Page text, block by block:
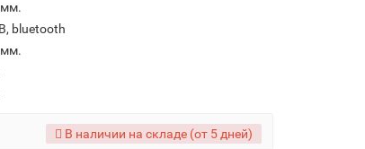
bluetooth
В наличии на складе (от 5 дней)